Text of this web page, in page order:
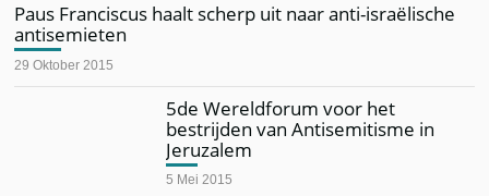
Paus Franciscus haalt scherp uit naar anti-israëlische
antisemieten
29 Oktober 2015
5de Wereldforum voor het
bestrijden van Antisemitisme in
Jeruzalem
5 Mei 2015